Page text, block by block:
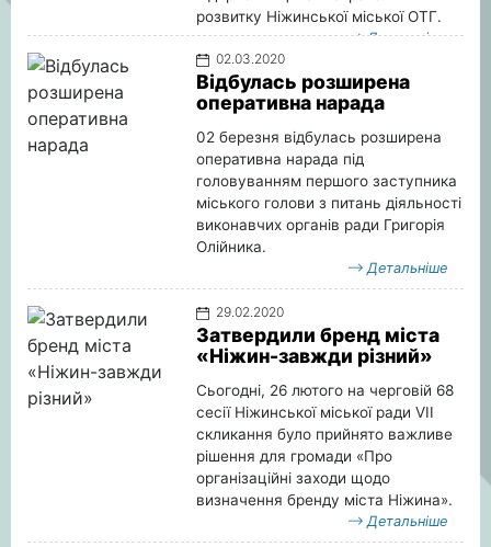
розвитку Ніжинської міської ОТГ.
Детальніше
02.03.2020
Відбулась розширена
оперативна нарада
02 березня відбулась розширена
оперативна нарада під
головуванням першого заступника
міського голови з питань діяльності
виконавчих органів ради Григорія
Олійника.
Детальніше
29.02.2020
Затвердили бренд міста
«Ніжин-завжди різний»
Сьогодні, 26 лютого на черговій 68
сесії Ніжинської міської ради VII
скликання було прийнято важливе
рішення для громади «Про
організаційні заходи щодо
визначення бренду міста Ніжина».
Детальніше